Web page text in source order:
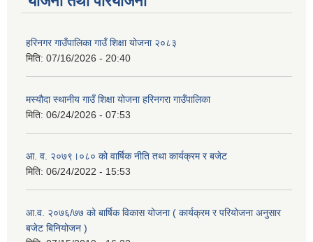
हरिनगर गाउँपालिका गाउँ शिक्षा योजना २०८३
मिति: 07/16/2026 - 20:40
मस्यौदा स्थानीय गाउँ शिक्षा योजना हरिनगरा गाउँपालिका
मिति: 06/24/2026 - 07:53
आ. व. २०७९।०८० को वार्षिक नीति तथा कार्यक्रम र बजेट
मिति: 06/24/2022 - 15:53
आ.व. २०७६/७७ को बार्षिक विकास योजना ( कार्यक्रम र परियोजना अनुसार
बजेट बिनियोजन )